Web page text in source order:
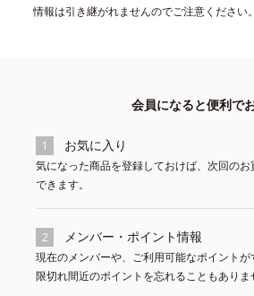
情報は引き継がれませんのでご注意ください。
会員になると便利で
1 お気に入り
気になった商品を登録しておけば、次回の
できます。
2 メンバー・ポイント情報
現在のメンバーや、ご利用可能なポイント
限切れ間近のポイントを忘れることもありま